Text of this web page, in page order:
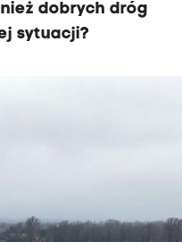
dobrych dróg
sytuacji?